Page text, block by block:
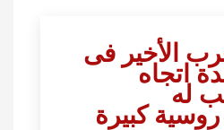
الأخير فى
اتجاه
له
كبيرة